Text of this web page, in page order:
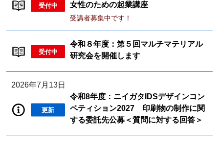
受付中
女性のための起業講座
受講者募集中です！
受付中
令和８年度：第５回マルチマテリアル
研究会を開催します
2026年7月13日
更新
令和8年度：ニイガタIDSデザインコン
ペティション2027 印刷物の制作に関
する委託先公募＜質問に対する回答＞